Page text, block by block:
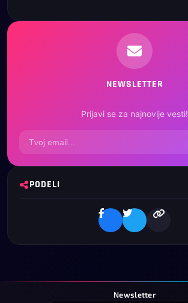
NEWSLETTER
Prijavi se za najnovije vesti!
PODELI
Newsletter